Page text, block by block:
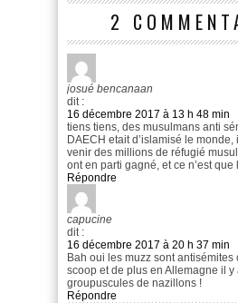
2
josué bencanaan
dit :
16 décembre 2017 à 13 h 48 min
tiens tiens, des musulmans anti
DAECH etait d’islamisé le
venir des millions de réfugié
ont en parti gagné, et ce n’est que
Répondre
capucine
dit :
16 décembre 2017 à 20 h 37 min
Bah oui les muzz sont antisémites
scoop et de plus en Allemagne il y
groupuscules de nazillons !
Répondre